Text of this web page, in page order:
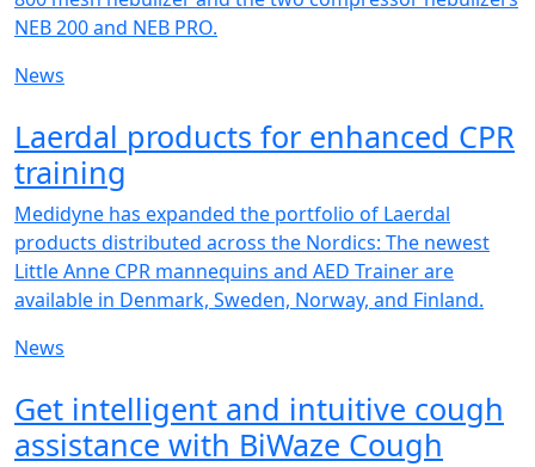
NEB 200 and NEB PRO.
News
Laerdal products for enhanced CPR
training
Medidyne has expanded the portfolio of Laerdal
products distributed across the Nordics: The newest
Little Anne CPR mannequins and AED Trainer are
available in Denmark, Sweden, Norway, and Finland.
News
Get intelligent and intuitive cough
assistance with BiWaze Cough